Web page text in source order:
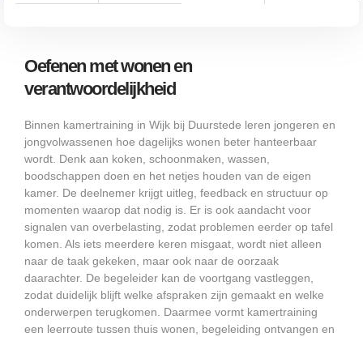
Oefenen met wonen en
verantwoordelijkheid
Binnen kamertraining in Wijk bij Duurstede leren jongeren en
jongvolwassenen hoe dagelijks wonen beter hanteerbaar
wordt. Denk aan koken, schoonmaken, wassen,
boodschappen doen en het netjes houden van de eigen
kamer. De deelnemer krijgt uitleg, feedback en structuur op
momenten waarop dat nodig is. Er is ook aandacht voor
signalen van overbelasting, zodat problemen eerder op tafel
komen. Als iets meerdere keren misgaat, wordt niet alleen
naar de taak gekeken, maar ook naar de oorzaak
daarachter. De begeleider kan de voortgang vastleggen,
zodat duidelijk blijft welke afspraken zijn gemaakt en welke
onderwerpen terugkomen. Daarmee vormt kamertraining
een leerroute tussen thuis wonen, begeleiding ontvangen en